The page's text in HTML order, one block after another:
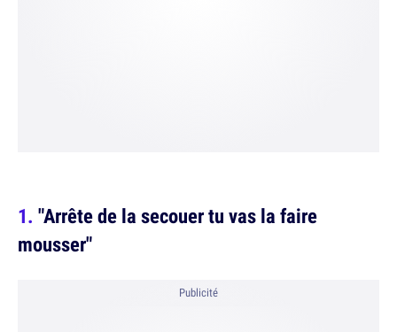
"Arrête de la secouer tu vas la faire
mousser"
Publicité